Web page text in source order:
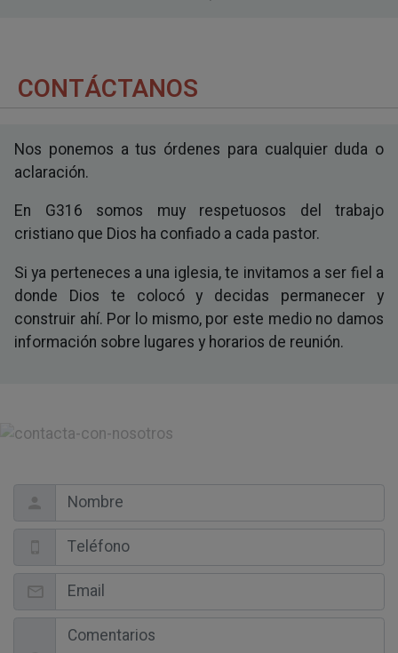
CONTÁCTANOS
Nos ponemos a tus órdenes para cualquier duda o
aclaración.
En G316 somos muy respetuosos del trabajo
cristiano que Dios ha confiado a cada pastor.
Si ya perteneces a una iglesia, te invitamos a ser fiel a
donde Dios te colocó y decidas permanecer y
construir ahí. Por lo mismo, por este medio no damos
información sobre lugares y horarios de reunión.